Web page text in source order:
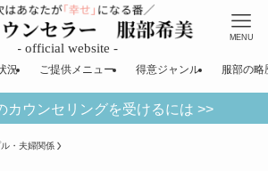
MENU
況 ご提供メニュー 得意ジャンル 服部の略
ウンセリングを受けるには >>
・夫婦関係